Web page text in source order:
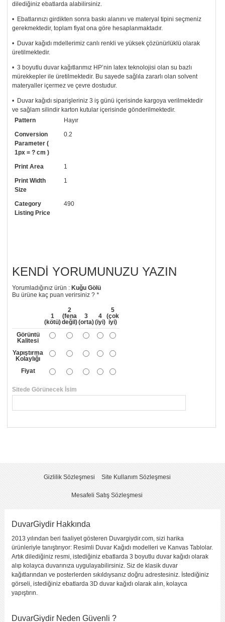
dilediğiniz ebatlarda alabilirsiniz.
• Ebatlarınızı girdikten sonra baskı alanını ve materyal tipini seçmeniz
gerekmektedir, toplam fiyat ona göre hesaplanmaktadır.
• Duvar kağıdı mdellerimiz canlı renkli ve yüksek çözünürlüklü olarak
üretilmektedir.
• 3 boyutlu duvar kağıtlarımız HP’nin latex teknolojisi olan su bazlı
mürekkepler ile üretilmektedir. Bu sayede sağlıla zararlı olan solvent
materyaller içermez ve çevre dostudur.
• Duvar kağıdı siparişleriniz 3 iş günü içerisinde kargoya verilmektedir
ve sağlam silindir karton kutular içerisinde gönderilmektedir.
• Tutkalınız, siparişiniz ile birlikte ücretsiz olarak gönderilecektir.
Uygulaması standart duvar kağıdı ile aynıdır. Siparişiniz ile birlikte
uygulama kılavuzu da gönderilecektir.
arayıp talebinizi iletebilirsiniz.
• Görselde düzenleme yaptırmak istiyorsanız yine bize telefon
numaramızdan ulaşabilirsiniz.
Pattern
Hayır
Conversion
Parameter (
1px = ? cm )
0.2
Print Area
1
Print Width
Size
1
Category
Listing Price
490
KENDI YORUMUNUZU YAZIN
Yorumladığınız ürün : Kuğu Gölü
Bu ürüne kaç puan verirsiniz ?*
1
(kötü)
2
(fena
değil)
3
(orta)
4
(iyi)
5
(çok
iyi)
Görüntü
Kalitesi
Yapıştırma
Kolaylığı
Fiyat
Sitede Görünecek İsim
Yorumu Gönder
Gizlilik Sözleşmesi Site Kullanım Sözleşmesi
Mesafeli Satış Sözleşmesi
DuvarGiydir Hakkında
2013 yılından beri faaliyet gösteren Duvargiydir.com, sizi harika
ürünleriyle tanıştırıyor: Resimli Duvar Kağıdı modelleri ve Kanvas Tablolar.
Artık dilediğiniz resmi, istediğiniz ebatlarda 3 boyutlu duvar kağıdı olarak
alıp kolayca duvarınıza uygulayabilirsiniz. Siz de klasik duvar
kağıtlarından ve posterlerden sıkıldıysanız doğru adrestesiniz. İstediğiniz
görseli, istediğiniz ebatlarda 3D duvar kağıdı olarak alın, kolayca
yapıştırın.
DuvarGiydir Neden Güvenli ?